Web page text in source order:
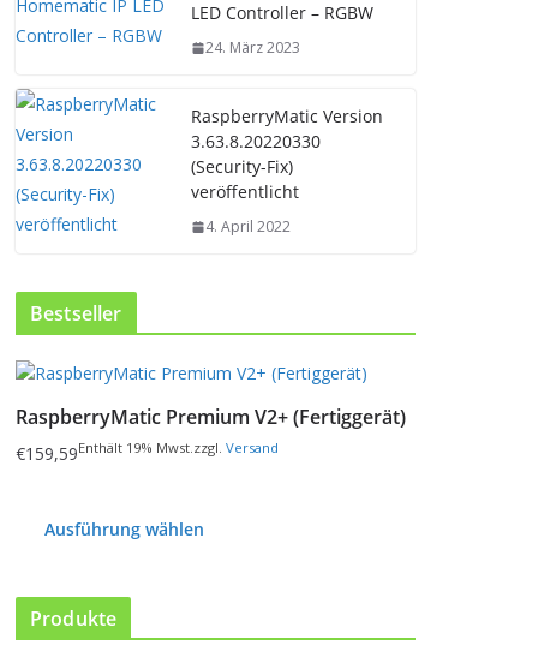
LED Controller – RGBW
24. März 2023
RaspberryMatic Version
3.63.8.20220330
(Security-Fix)
veröffentlicht
4. April 2022
Bestseller
RaspberryMatic Premium V2+ (Fertiggerät)
€159,59Enthält 19% Mwst.zzgl. Versand
Ausführung wählen
D
e
s
d
Produkte